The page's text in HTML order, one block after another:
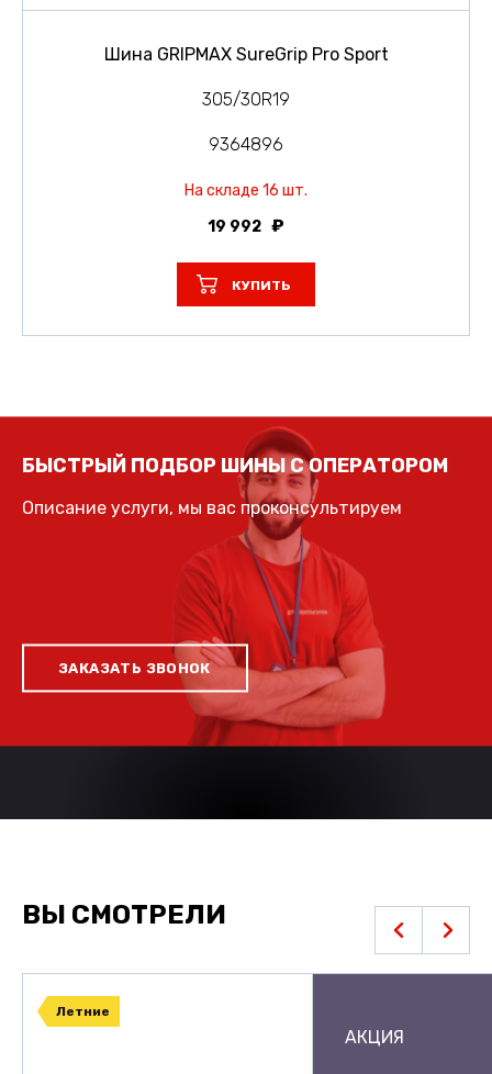
Шина GRIPMAX SureGrip Pro Sport
305/30R19
9364896
На складе 16 шт.
19 992
КУПИТЬ
БЫСТРЫЙ ПОДБОР ШИНЫ С ОПЕРАТОРОМ
Описание услуги, мы вас проконсультируем
ЗАКАЗАТЬ ЗВОНОК
ВЫ СМОТРЕЛИ
Летние
АКЦИЯ